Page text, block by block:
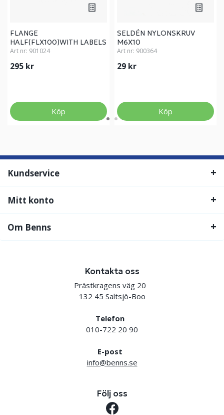
FLANGE
HALF(FLX100)WITH LABELS
Art nr: 901024
295 kr
Köp
SELDÉN NYLONSKRUV
M6X10
Art nr: 900364
29 kr
Köp
Kundservice
Mitt konto
Om Benns
Kontakta oss
Prästkragens väg 20
132 45 Saltsjö-Boo
Telefon
010-722 20 90
E-post
info@benns.se
Följ oss